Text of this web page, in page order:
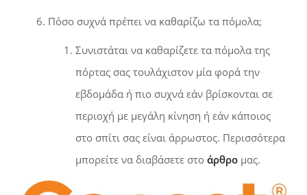
Πόσο συχνά πρέπει να καθαρίζω τα πόμολα;
Συνιστάται να καθαρίζετε τα πόμολα της
πόρτας σας τουλάχιστον μία φορά την
εβδομάδα ή πιο συχνά εάν βρίσκονται σε
περιοχή με μεγάλη κίνηση ή εάν κάποιος
στο σπίτι σας είναι άρρωστος. Περισσότερα
μπορείτε να διαβάσετε στο άρθρο μας.